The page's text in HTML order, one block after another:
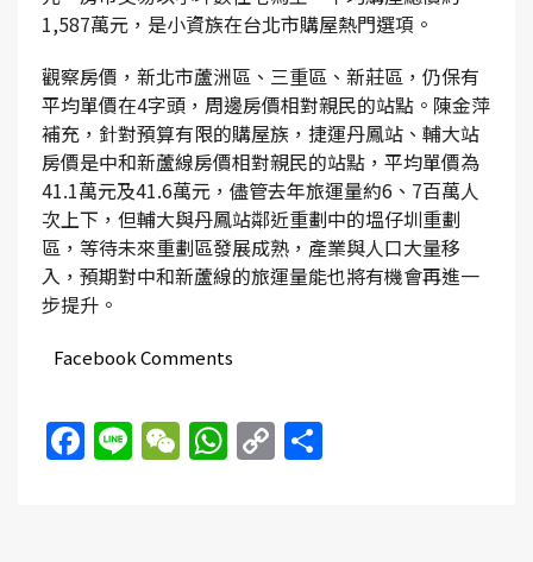
1,587萬元，是小資族在台北市購屋熱門選項。
觀察房價，新北市蘆洲區、三重區、新莊區，仍保有
平均單價在4字頭，周邊房價相對親民的站點。陳金萍
補充，針對預算有限的購屋族，捷運丹鳳站、輔大站
房價是中和新蘆線房價相對親民的站點，平均單價為
41.1萬元及41.6萬元，儘管去年旅運量約6、7百萬人
次上下，但輔大與丹鳳站鄰近重劃中的塭仔圳重劃
區，等待未來重劃區發展成熟，產業與人口大量移
入，預期對中和新蘆線的旅運量能也將有機會再進一
步提升。
Facebook Comments
Facebook
LineWeChat
WhatsApp
Copy
Link